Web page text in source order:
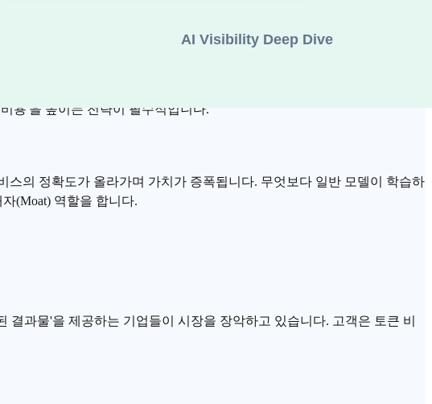
용'을 높이는 전략이 필수적입니다.
스의 정확도가 올라가며 가치가 증폭됩니다. 무엇보다 일반 모델이 학습하
(Moat) 역할을 합니다.
결과물'을 제공하는 기업들이 시장을 장악하고 있습니다. 고객은 토큰 비